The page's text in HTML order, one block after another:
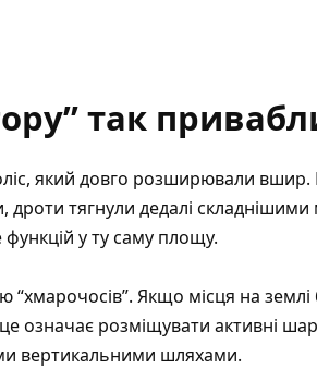
так
який довго розширювали вшир.
дроти тягнули дедалі
у ту саму площу.
“хмарочосів”. Якщо місця на
означає розміщувати активні
вертикальними шляхами.